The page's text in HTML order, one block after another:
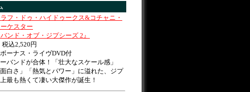
フ・ドゥ・ハイドゥークス&コチャニ・
ケスター
バンド・オブ・ジプシーズ 2』
込2,520円
ーナス・ライヴDVD付
バンドが合体！「壮大なスケール感」
面白さ」「熱気とパワー」に溢れた、ジプ
最も熱くて凄い大傑作が誕生！